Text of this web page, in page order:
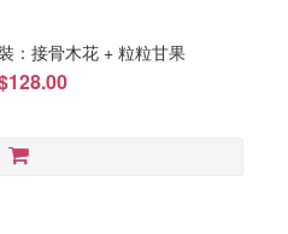
：接骨木花 + 粒粒甘果